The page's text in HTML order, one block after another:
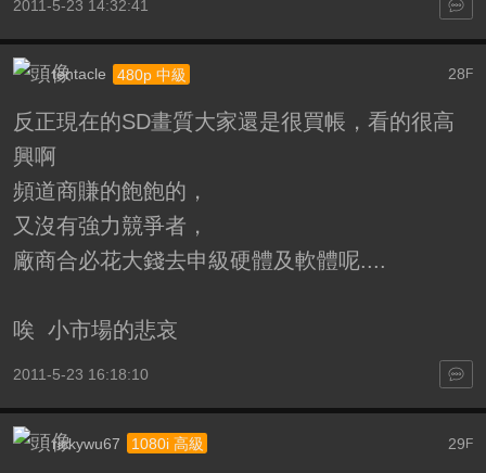
2011-5-23 14:32:41
28 F
tentacle 480p 中級
反正現在的SD畫質大家還是很買帳，看的很高
興啊
頻道商賺的飽飽的，
又沒有強力競爭者，
廠商合必花大錢去申級硬體及軟體呢....
唉 小市場的悲哀
2011-5-23 16:18:10
29F
rickywu67 1080i 高級